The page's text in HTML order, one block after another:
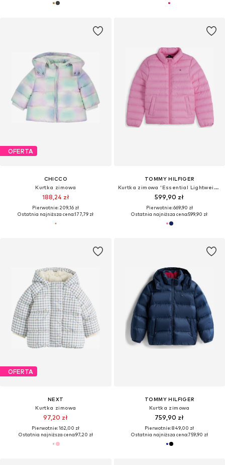
OFERTA
CHICCO
Kurtka zimowa
188,24 zł
Pierwotnie: 209,16 zł
Ostatnia najniższa cena:177,79 zł
TOMMY HILFIGER
Kurtka zimowa 'Essential Lightweight Down'
599,90 zł
Pierwotnie: 669,90 zł
Ostatnia najniższa cena:599,90 zł
OFERTA
NEXT
Kurtka zimowa
97,20 zł
Pierwotnie: 162,00 zł
Ostatnia najniższa cena:97,20 zł
TOMMY HILFIGER
Kurtka zimowa
759,90 zł
Pierwotnie: 849,00 zł
Ostatnia najniższa cena:759,90 zł